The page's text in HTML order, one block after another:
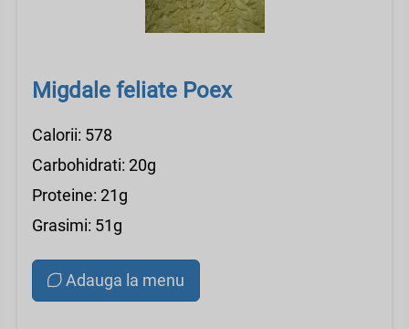
Migdale feliate Poex
Calorii: 578
Carbohidrati: 20g
Proteine: 21g
Grasimi: 51g
Adauga la menu